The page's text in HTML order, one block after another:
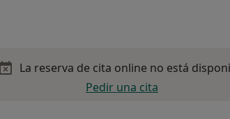
La reserva de cita online no está
Pedir una cita